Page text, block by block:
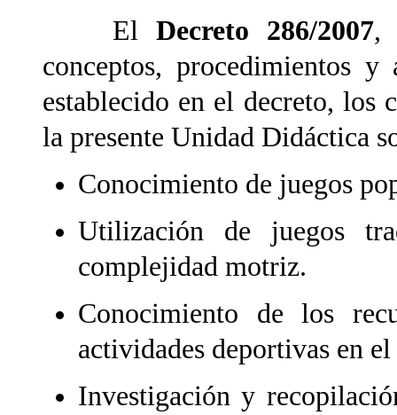
ElDecreto 286/2007,
conceptos, procedimientos
establecido en el decreto, los
la presente Unidad Didáctica
Conocimiento de juegos
Utilización de juegos
complejidad motriz.
Conocimiento de los
actividades deportivas en
Investigación y